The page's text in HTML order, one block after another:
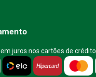
juros nos cartões de crédito